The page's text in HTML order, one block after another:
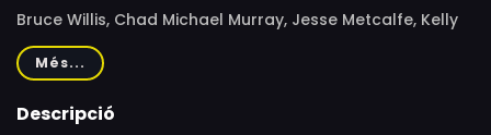
Bruce Willis, Chad Michael Murray, Jesse Metcalfe, Kelly
Greyson, Natalie Burn, Welker White, Ser'Darius Blain,
Alyssa Julya Smith, Gabrielle Haugh, Natali Yura, Celeste
Fianna, Michael Sirow, Larken Woodward, Leslee Emmett,
Més...
Descripció